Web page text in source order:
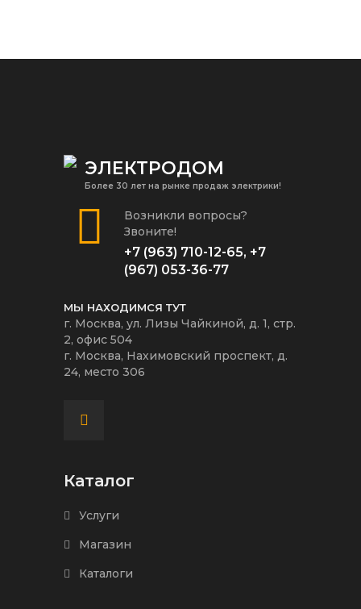
ЭЛЕКТРОДОМ
Более 30 лет на рынке продаж электрики!
Возникли вопросы?
Звоните!
+7 (963) 710-12-65, +7
(967) 053-36-77
МЫ НАХОДИМСЯ ТУТ
г. Москва, ул. Лизы Чайкиной, д. 1, стр.
2, офис 504
г. Москва, Нахимовский проспект, д.
24, место 306
Каталог
Услуги
Магазин
Каталоги